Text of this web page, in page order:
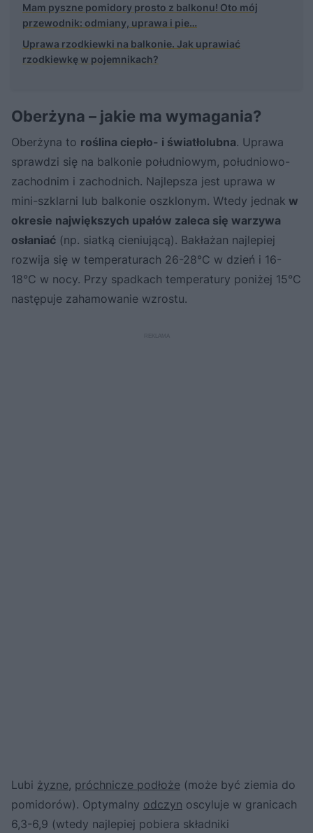
Mam pyszne pomidory prosto z balkonu! Oto mój
przewodnik: odmiany, uprawa i pie…
Uprawa rzodkiewki na balkonie. Jak uprawiać
rzodkiewkę w pojemnikach?
​Oberżyna – jakie ma wymagania?
Oberżyna to roślina ciepło- i światłolubna. Uprawa
sprawdzi się na balkonie południowym, południowo-
zachodnim i zachodnich. Najlepsza jest uprawa w
mini-szklarni lub balkonie oszklonym. Wtedy jednak w
okresie największych upałów zaleca się warzywa
osłaniać (np. siatką cieniującą). Bakłażan najlepiej
rozwija się w temperaturach 26-28°C w dzień i 16-
18°C w nocy. Przy spadkach temperatury poniżej 15°C
następuje zahamowanie wzrostu.
Lubi żyzne, próchnicze podłoże (może być ziemia do
pomidorów). Optymalny odczyn oscyluje w granicach
6,3-6,9 (wtedy najlepiej pobiera składniki